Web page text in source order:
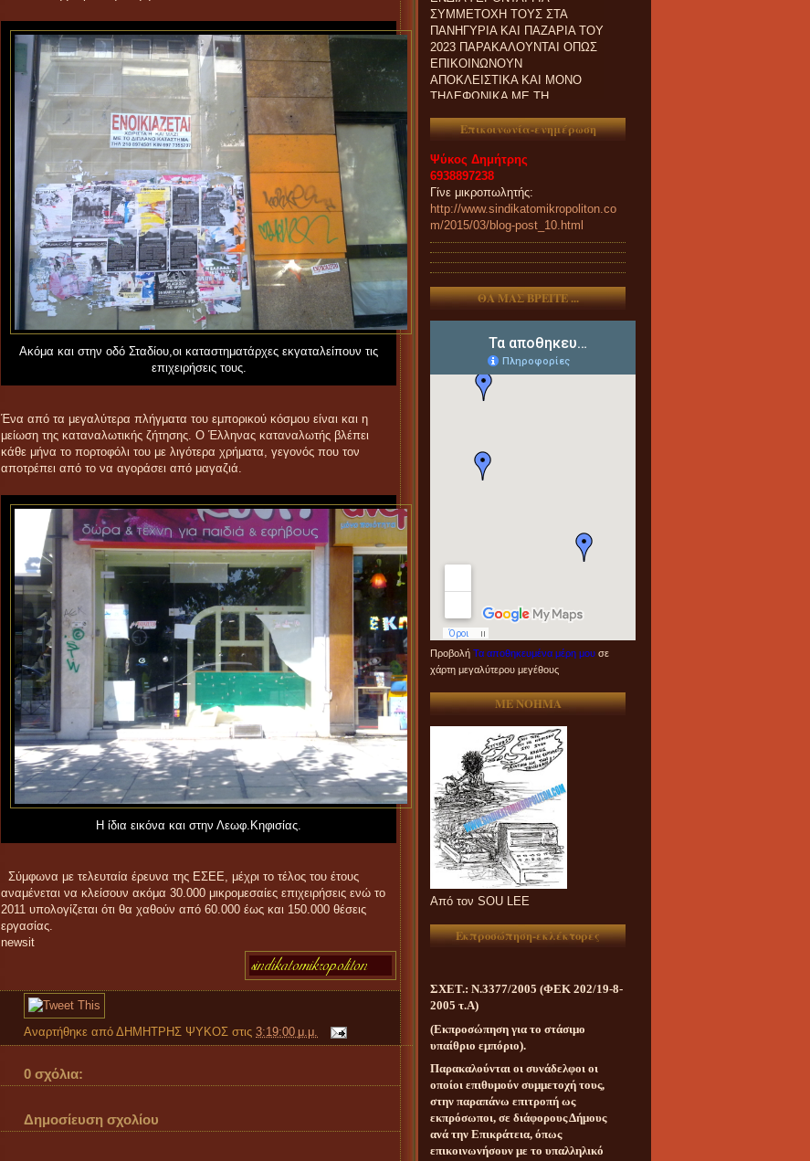
Ακόμα και στην οδό Σταδίου,οι καταστηματάρχες εκγαταλείπουν τις
επιχειρήσεις τους.
Ένα από τα μεγαλύτερα πλήγματα του εμπορικού κόσμου είναι και η
μείωση της καταναλωτικής ζήτησης. Ο Έλληνας καταναλωτής βλέπει
κάθε μήνα το πορτοφόλι του με λιγότερα χρήματα, γεγονός που τον
αποτρέπει από το να αγοράσει από μαγαζιά.
Η ίδια εικόνα και στην Λεωφ.Κηφισίας.
Σύμφωνα με τελευταία έρευνα της ΕΣΕΕ, μέχρι το τέλος του έτους
αναμένεται να κλείσουν ακόμα 30.000 μικρομεσαίες επιχειρήσεις ενώ το
2011 υπολογίζεται ότι θα χαθούν από 60.000 έως και 150.000 θέσεις
εργασίας.
newsit
Αναρτήθηκε από ΔΗΜΗΤΡΗΣ ΨΥΚΟΣ στις 3:19:00 μ.μ.
0 σχόλια:
Δημοσίευση σχολίου
ΠΑΝΗΓΥΡΙΑ ΚΑΙ ΠΑZΑΡΙΑ ΤΟΥ
2023 ΠΑΡΑΚΑΛΟΥΝΤΑΙ ΟΠΩΣ
ΕΠΙΚΟΙΝΩΝΟΥΝ
ΑΠΟΚΛΕΙΣΤΙΚΑ ΚΑΙ ΜΟΝΟ
ΤΗΛΕΦΩΝΙΚΑ ΜΕ ΤΗ
ΓΡΑΜΜΑΤΕΙΑ ΜΑΣ.
Επικοινωνία-ενημέρωση
Ψύκος Δημήτρης
6938897238
Γίνε μικροπωλητής:
http://www.sindikatomikropoliton.co
m/2015/03/blog-post_10.html
ΘΑ ΜΑΣ ΒΡΕΙΤΕ ...
Προβολή Τα αποθηκευμένα μέρη μου σε
χάρτη μεγαλύτερου μεγέθους
ME NOHMA
Aπό τον SOU LEE
Εκπροσώπηση-εκλέκτορες
ΣΧΕΤ.: Ν.3377/2005 (ΦΕΚ 202/19-8-
2005 τ.Α)
(Εκπροσώπηση για το στάσιμο
υπαίθριο εμπόριο).
Παρακαλούνται οι συνάδελφοι οι
οποίοι επιθυμούν συμμετοχή τους,
στην παραπάνω επιτροπή ως
εκπρόσωποι, σε διάφορους Δήμους
ανά την Επικράτεια, όπως
επικοινωνήσουν με το υπαλληλικό